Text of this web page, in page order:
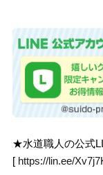
★水道職人の公式
[ https://lin.ee/